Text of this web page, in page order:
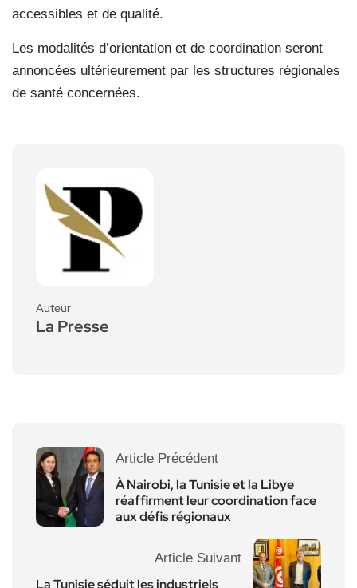
accessibles et de qualité.
Les modalités d’orientation et de coordination seront
annoncées ultérieurement par les structures régionales
de santé concernées.
Auteur
La Presse
Article Précédent
À Nairobi, la Tunisie et la Libye
réaffirment leur coordination face
aux défis régionaux
Article Suivant
La Tunisie séduit les industriels